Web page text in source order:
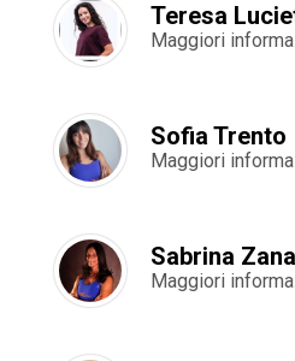
Teresa
Maggiori
Sofia Trento
Maggiori
Sabrina
Maggiori